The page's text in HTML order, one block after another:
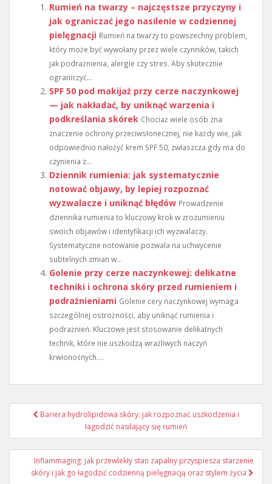
Rumień na twarzy – najczęstsze przyczyny i
jak ograniczać jego nasilenie w codziennej
pielęgnacji Rumień na twarzy to powszechny problem,
który może być wywołany przez wiele czynników, takich
jak podrażnienia, alergie czy stres. Aby skutecznie
ograniczyć...
SPF 50 pod makijaż przy cerze naczynkowej
— jak nakładać, by uniknąć warzenia i
podkreślania skórek Chociaż wiele osób zna
znaczenie ochrony przeciwsłonecznej, nie każdy wie, jak
odpowiednio nałożyć krem SPF 50, zwłaszcza gdy ma do
czynienia z...
Dziennik rumienia: jak systematycznie
notować objawy, by lepiej rozpoznać
wyzwalacze i uniknąć błędów Prowadzenie
dziennika rumienia to kluczowy krok w zrozumieniu
swoich objawów i identyfikacji ich wyzwalaczy.
Systematyczne notowanie pozwala na uchwycenie
subtelnych zmian w...
Golenie przy cerze naczynkowej: delikatne
techniki i ochrona skóry przed rumieniem i
podrażnieniami Golenie cery naczynkowej wymaga
szczególnej ostrożności, aby uniknąć rumienia i
podrażnień. Kluczowe jest stosowanie delikatnych
technik, które nie uszkodzą wrażliwych naczyń
krwionośnych....
Nawigacja
Bariera hydrolipidowa skóry: jak rozpoznać uszkodzenia i
łagodzić nasilający się rumień
Inflammaging: jak przewlekły stan zapalny przyspiesza starzenie
skóry i jak go łagodzić codzienną pielęgnacją oraz stylem życia